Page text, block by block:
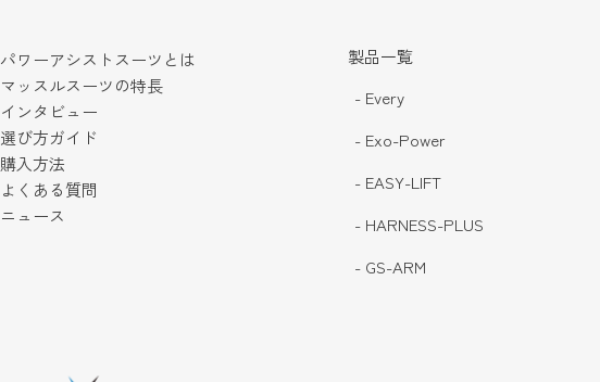
パワーアシストスーツとは
マッスルスーツの特長
インタビュー
選び方ガイド
購入方法
よくある質問
ニュース
製品一覧
- Every
- Exo-Power
- EASY-LIFT
- HARNESS-PLUS
- GS-ARM